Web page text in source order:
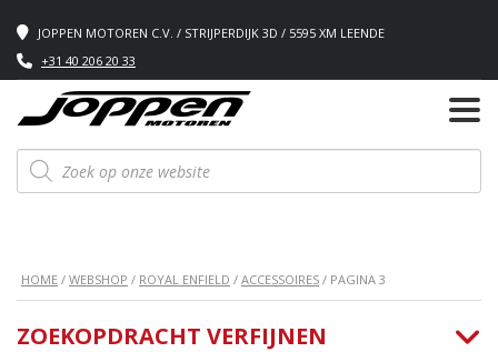
JOPPEN MOTOREN C.V. / STRIJPERDIJK 3D / 5595 XM LEENDE
+31 40 206 20 33
Producten
zoeken
HOME / WEBSHOP / ROYAL ENFIELD / ACCESSOIRES / PAGINA 3
ZOEKOPDRACHT VERFIJNEN